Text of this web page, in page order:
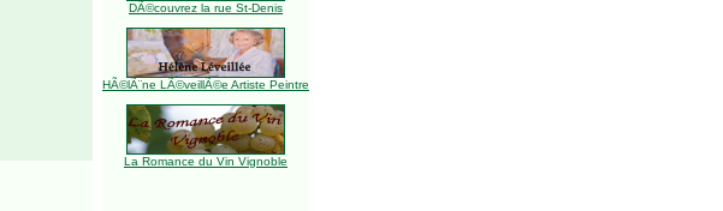
DÃ©couvrez la rue St-Denis
HÃ©lÃ¨ne LÃ©veillÃ©e Artiste Peintre
La Romance du Vin Vignoble